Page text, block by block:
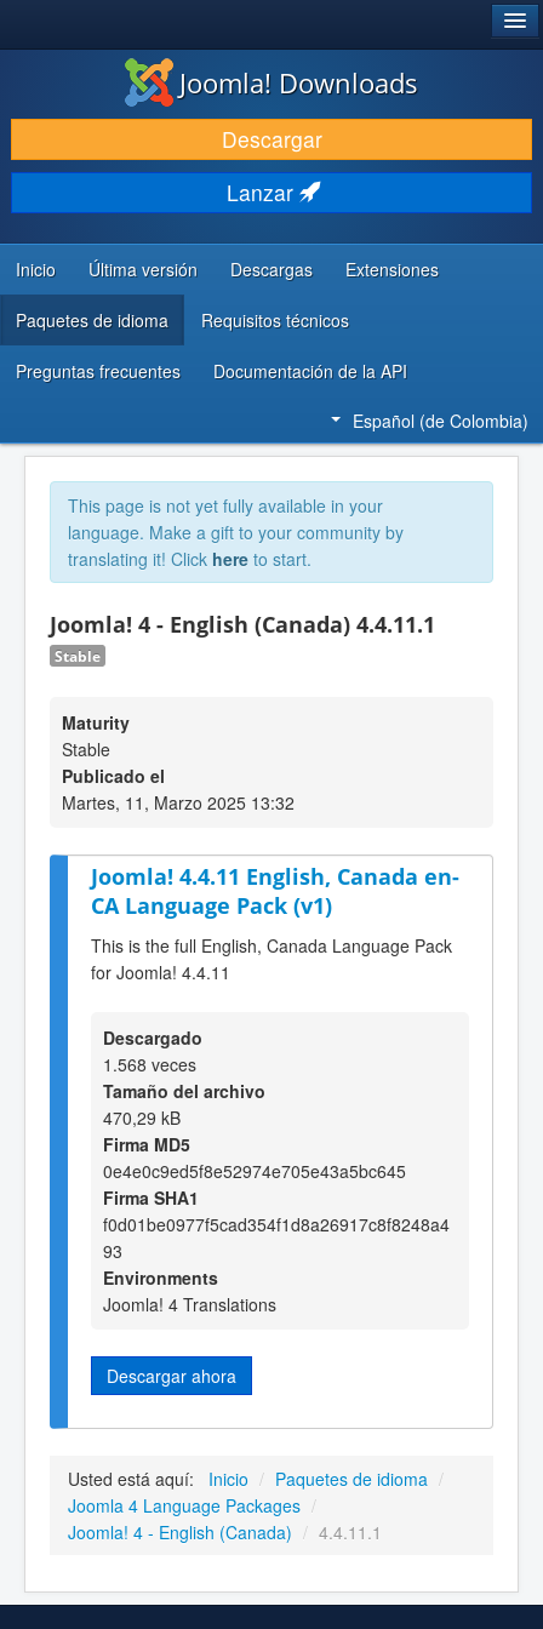
DESCARGAR
DESCUBRE Y APRENDE
COMUNIDAD Y AYUDA
RECURSOS PARA DESARROLLADORES
Joomla! Downloads
Descargar
Lanzar
Inicio Última versión Descargas Extensiones
Paquetes de idioma Requisitos técnicos
Preguntas frecuentes Documentación de la API
Español (de Colombia)
This page is not yet fully available in your
language. Make a gift to your community by
translating it! Click here to start.
Joomla! 4 - English (Canada) 4.4.11.1
Stable
Maturity
Stable
Publicado el
Martes, 11, Marzo 2025 13:32
Joomla! 4.4.11 English, Canada en-
CA Language Pack (v1)
This is the full English, Canada Language Pack
for Joomla! 4.4.11
Descargado
1.568 veces
Tamaño del archivo
470,29 kB
Firma MD5
0e4e0c9ed5f8e52974e705e43a5bc645
Firma SHA1
f0d01be0977f5cad354f1d8a26917c8f8248a4
93
Environments
Joomla! 4 Translations
Descargar ahora
Usted está aquí: Inicio / Paquetes de idioma /
Joomla 4 Language Packages /
Joomla! 4 - English (Canada) / 4.4.11.1